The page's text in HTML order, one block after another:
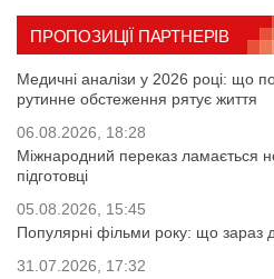
ПРОПОЗИЦІЇ ПАРТНЕРІВ
Медичні аналізи у 2026 році: що
рутинне обстеження рятує життя
06.08.2026, 18:28
Міжнародний переказ ламається
підготовці
05.08.2026, 15:45
Популярні фільми року: що зараз
31.07.2026, 17:32